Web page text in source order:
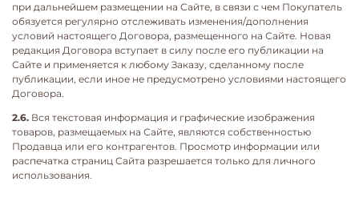
при дальнейшем размещении на Сайте, в связи с чем Покупатель
обязуется регулярно отслеживать изменения/дополнения
условий настоящего Договора, размещенного на Сайте. Новая
редакция Договора вступает в силу после его публикации на
Сайте и применяется к любому Заказу, сделанному после
публикации, если иное не предусмотрено условиями настоящего
Договора.
2.6. Вся текстовая информация и графические изображения
товаров, размещаемых на Сайте, являются собственностью
Продавца или его контрагентов. Просмотр информации или
распечатка страниц Сайта разрешается только для личного
использования.